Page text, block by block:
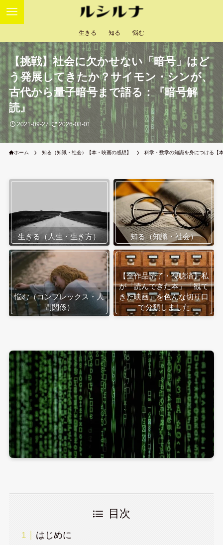
生きる 知る 悩む
【挑戦】社会に欠かせない「暗号」はど
う発展してきたか？サイモン・シンが、
古代から量子暗号まで語る：『暗号解
読』
2021-09-27 2026-08-01
ホーム 知る（知識・社会）【本・映画の感想】 科学・数学の知識を身につける【
生きる（人生・生き方） 知る（知識・社会）
悩む（コンプレックス・人
間関係）
【全作品読了・視聴済】私
が「読んできた本」「観て
きた映画」を色んな切り口
で分類しました
目次
はじめに